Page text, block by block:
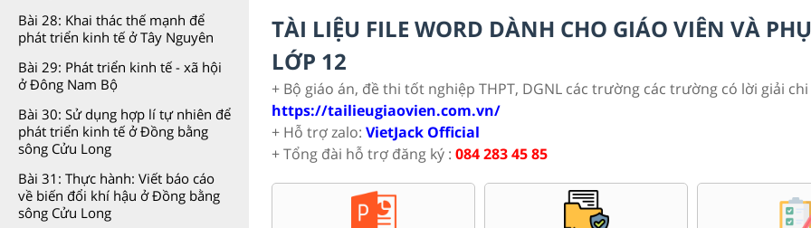
Bài 28: Khai thác thế mạnh để
phát triển kinh tế ở Tây Nguyên
Bài 29: Phát triển kinh tế - xã hội
ở Đông Nam Bộ
Bài 30: Sử dụng hợp lí tự nhiên để
phát triển kinh tế ở Đồng bằng
sông Cửu Long
Bài 31: Thực hành: Viết báo cáo
về biến đổi khí hậu ở Đồng bằng
sông Cửu Long
TÀI LIỆU FILE WORD DÀNH CHO GIÁO VIÊN VÀ
LỚP 12
+ Bộ giáo án, đề thi tốt nghiệp THPT, DGNL các trường các trường có lời giải
https://tailieugiaovien.com.vn/
+ Hỗ trợ zalo: VietJack Official
+ Tổng đài hỗ trợ đăng ký : 084 283 45 85